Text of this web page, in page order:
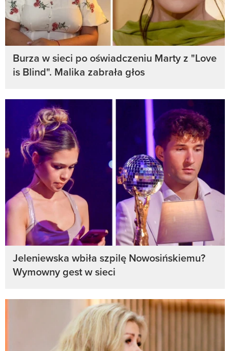
Burza w sieci po oświadczeniu Marty z "Love
is Blind". Malika zabrała głos
Jeleniewska wbiła szpilę Nowosińskiemu?
Wymowny gest w sieci